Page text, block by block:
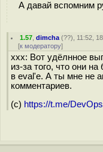
А давай вспомним
1.57 ,dimcha (??), 11:52,
[к модератору]
xxx: Вот удёлнное
из-за того, что они
в eval'e. А ты мне не
комментариев.
(c) https://t.me/